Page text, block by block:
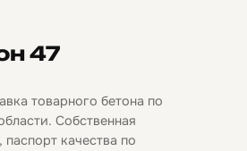
47
товарного бетона по
Собственная
качества по